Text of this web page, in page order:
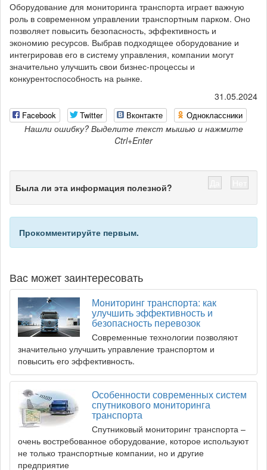
Оборудование для мониторинга транспорта играет важную
роль в современном управлении транспортным парком. Оно
позволяет повысить безопасность, эффективность и
экономию ресурсов. Выбрав подходящее оборудование и
интегрировав его в систему управления, компании могут
значительно улучшить свои бизнес-процессы и
конкурентоспособность на рынке.
31.05.2024
Facebook Twitter Вконтакте Одноклассники
Нашли ошибку? Выделите текст мышью и нажмите
Ctrl+Enter
Была ли эта информация полезной?
Прокомментируйте первым.
Вас может заинтересовать
Мониторинг транспорта: как
улучшить эффективность и
безопасность перевозок
Современные технологии позволяют
значительно улучшить управление транспортом и
повысить его эффективность.
Особенности современных систем
спутникового мониторинга
транспорта
Спутниковый мониторинг транспорта –
очень востребованное оборудование, которое используют
не только транспортные компании, но и другие
предприятие